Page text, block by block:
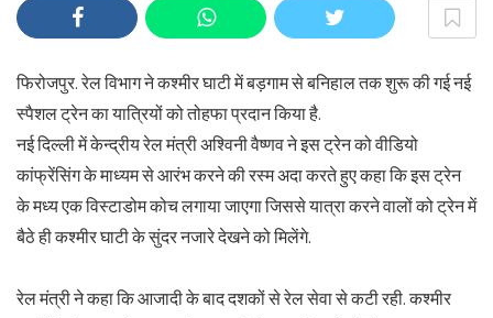
फिरोजपुर. रेल विभाग ने कश्मीर घाटी में बड़गाम से बनिहाल तक शुरू की गई नई
स्पैशल ट्रेन का यात्रियों को तोहफा प्रदान किया है.
नई दिल्ली में केन्द्रीय रेल मंत्री अश्विनी वैष्णव ने इस ट्रेन को वीडियो
कांफ्रेंसिंग के माध्यम से आरंभ करने की रस्म अदा करते हुए कहा कि इस ट्रेन
के मध्य एक विस्टाडोम कोच लगाया जाएगा जिससे यात्रा करने वालों को ट्रेन में
बैठे ही कश्मीर घाटी के सुंदर नजारे देखने को मिलेंगे.
रेल मंत्री ने कहा कि आजादी के बाद दशकों से रेल सेवा से कटी रही. कश्मीर